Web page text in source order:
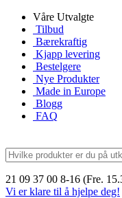
Våre Utvalgte
Tilbud
Bærekraftig
Kjapp levering
Bestelgere
Nye Produkter
Made in Europe
Blogg
FAQ
21 09 37 00 8-16 (Fre.
Vi er klare til å hjelpe deg!